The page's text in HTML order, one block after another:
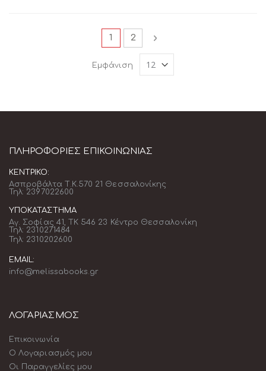
Σελίδα
Διαβάζετε αυτή τη στιγμή τη
1 Σελίδα
2 Σελίδα
Επόμενο
Εμφάνιση
ΠΛΗΡΟΦΟΡΊΕΣ ΕΠΙΚΟΙΝΩΝΊΑΣ
ΚΕΝΤΡΙΚΌ:
Ασπροβάλτα Τ.Κ.570 21 Θεσσαλονίκης
Τηλ: 2397022600
ΥΠΟΚΑΤΆΣΤΗΜΑ
Αγ. Σοφίας 41, ΤΚ 546 23 Κέντρο Θεσσαλονίκη
Τηλ: 2310271484
Τηλ: 2310202600
EMAIL:
info@melissabooks.gr
ΛΟΓΑΡΙΑΣΜΟΣ
Επικοινωνία
Ο Λογαριασμός μου
Οι Παραγγελίες μου